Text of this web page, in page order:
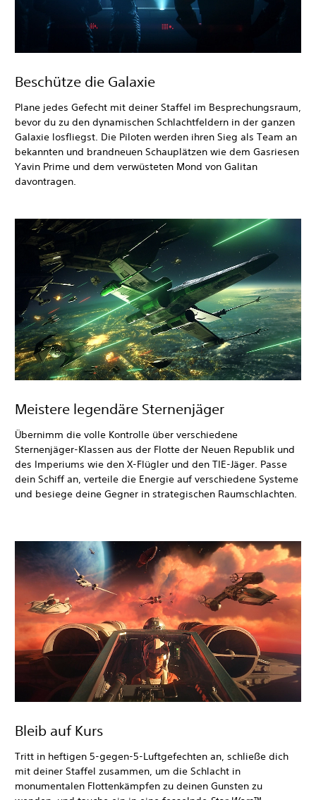
Beschütze die Galaxie
Plane jedes Gefecht mit deiner Staffel im Besprechungsraum,
bevor du zu den dynamischen Schlachtfeldern in der ganzen
Galaxie losfliegst. Die Piloten werden ihren Sieg als Team an
bekannten und brandneuen Schauplätzen wie dem Gasriesen
Yavin Prime und dem verwüsteten Mond von Galitan
davontragen.
Meistere legendäre Sternenjäger
Übernimm die volle Kontrolle über verschiedene
Sternenjäger-Klassen aus der Flotte der Neuen Republik und
des Imperiums wie den X-Flügler und den TIE-Jäger. Passe
dein Schiff an, verteile die Energie auf verschiedene Systeme
und besiege deine Gegner in strategischen Raumschlachten.
Bleib auf Kurs
Tritt in heftigen 5-gegen-5-Luftgefechten an, schließe dich
mit deiner Staffel zusammen, um die Schlacht in
monumentalen Flottenkämpfen zu deinen Gunsten zu